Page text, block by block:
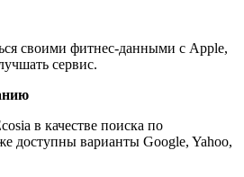
своими фитнес-данными с Apple,
сервис.
в качестве поиска по
доступны варианты Google, Yahoo,